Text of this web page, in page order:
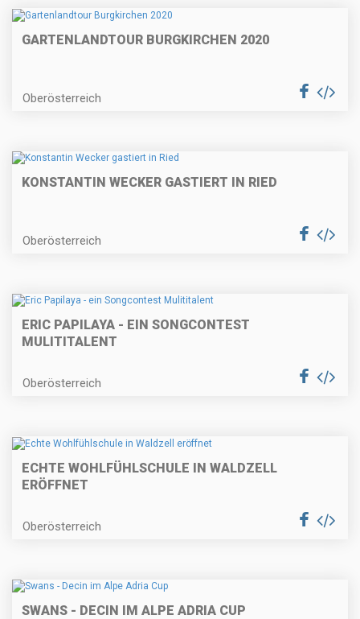
GARTENLANDTOUR BURGKIRCHEN 2020
Oberösterreich
KONSTANTIN WECKER GASTIERT IN RIED
Oberösterreich
ERIC PAPILAYA - EIN SONGCONTEST
MULITITALENT
Oberösterreich
ECHTE WOHLFÜHLSCHULE IN WALDZELL
ERÖFFNET
Oberösterreich
SWANS - DECIN IM ALPE ADRIA CUP